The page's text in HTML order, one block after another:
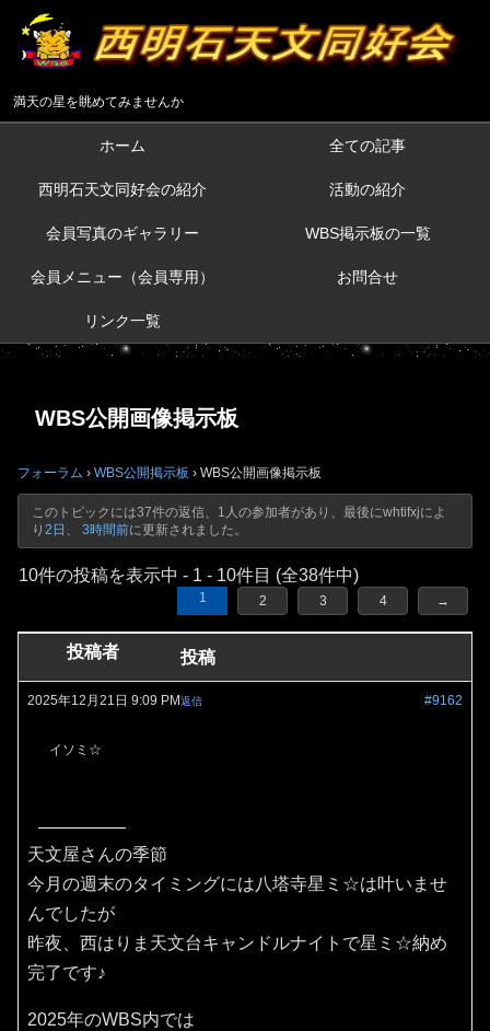
満天の星を眺めてみませんか
ホーム 全ての記事
西明石天文同好会の紹介 活動の紹介
会員写真のギャラリー WBS掲示板の一覧
会員メニュー（会員専用） お問合せ
リンク一覧
WBS公開画像掲示板
フォーラム › WBS公開掲示板 › WBS公開画像掲示板
このトピックには37件の返信、1人の参加者があり、最後にwhtifxjによ
り 2日、 3時間前に更新されました。
10件の投稿を表示中 - 1 - 10件目 (全38件中)
1 2 3 4 →
投稿者 投稿
2025年12月21日 9:09 PM #9162
返信
イソミ☆
天文屋さんの季節
今月の週末のタイミングには八塔寺星ミ☆は叶いませ
んでしたが
昨夜、西はりま天文台キャンドルナイトで星ミ☆納め
完了です♪
2025年のWBS内では